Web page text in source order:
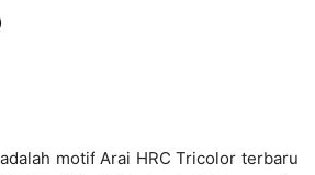
motif Arai HRC Tricolor terbaru